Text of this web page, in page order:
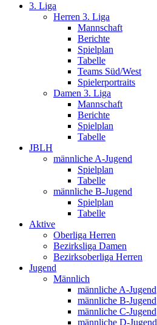
3. Liga
Herren 3. Liga
Mannschaft
Berichte
Spielplan
Tabelle
Teams Süd/West
Spielerportraits
Damen 3. Liga
Mannschaft
Berichte
Spielplan
Tabelle
JBLH
männliche A-Jugend
Spielplan
Tabelle
männliche B-Jugend
Spielplan
Tabelle
Aktive
Oberliga Herren
Bezirksliga Damen
Bezirksoberliga Herren
Jugend
Männlich
männliche A-Jugend
männliche B-Jugend
männliche C-Jugend
männliche D-Jugend